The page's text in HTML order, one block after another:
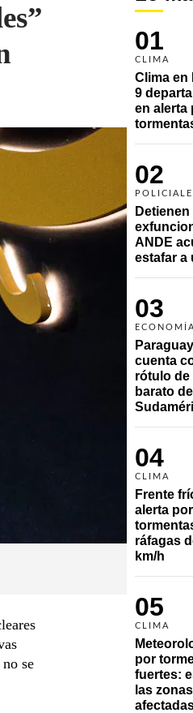
01
CLIMA
Clima en
9
en alerta
02
Detienen
ANDE
estafar a
03
ECONOMÍA
cuenta
rótulo de
barato de
04
CLIMA
Frente
alerta por
ráfagas
km/h
05
CLIMA
por
fuertes:
las zonas
se